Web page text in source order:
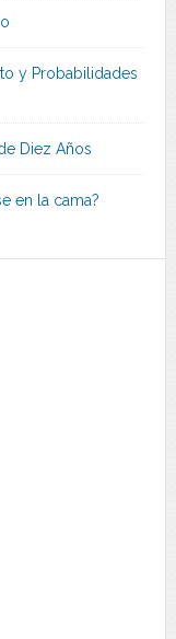
y Probabilidades
Diez Años
en la cama?